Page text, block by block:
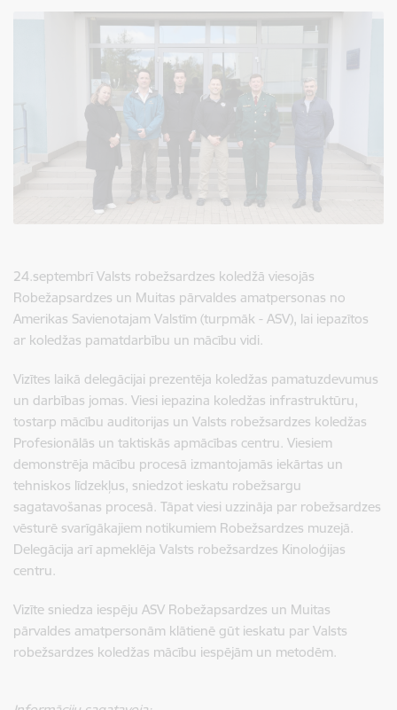
24.septembrī Valsts robežsardzes koledžā viesojās
Robežapsardzes un Muitas pārvaldes amatpersonas no
Amerikas Savienotajam Valstīm (turpmāk - ASV), lai iepazītos
ar koledžas pamatdarbību un mācību vidi.
Vizītes laikā delegācijai prezentēja koledžas pamatuzdevumus
un darbības jomas. Viesi iepazina koledžas infrastruktūru,
tostarp mācību auditorijas un Valsts robežsardzes koledžas
Profesionālās un taktiskās apmācības centru. Viesiem
demonstrēja mācību procesā izmantojamās iekārtas un
tehniskos līdzekļus, sniedzot ieskatu robežsargu
sagatavošanas procesā. Tāpat viesi uzzināja par robežsardzes
vēsturē svarīgākajiem notikumiem Robežsardzes muzejā.
Delegācija arī apmeklēja Valsts robežsardzes Kinoloģijas
centru.
Vizīte sniedza iespēju ASV Robežapsardzes un Muitas
pārvaldes amatpersonām klātienē gūt ieskatu par Valsts
robežsardzes koledžas mācību iespējām un metodēm.